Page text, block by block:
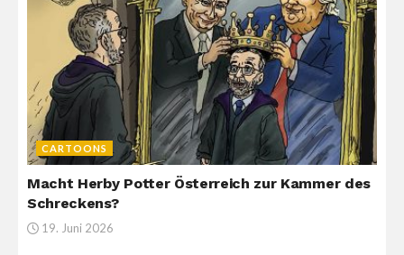
CARTOONS
Macht Herby Potter Österreich zur Kammer des
Schreckens?
19. Juni 2026